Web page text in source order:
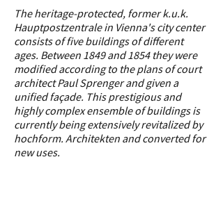
The heritage-protected, former k.u.k.
Hauptpostzentrale in Vienna's city center
consists of five buildings of different
ages. Between 1849 and 1854 they were
modified according to the plans of court
architect Paul Sprenger and given a
unified façade. This prestigious and
highly complex ensemble of buildings is
currently being extensively revitalized by
hochform. Architekten and converted for
new uses.